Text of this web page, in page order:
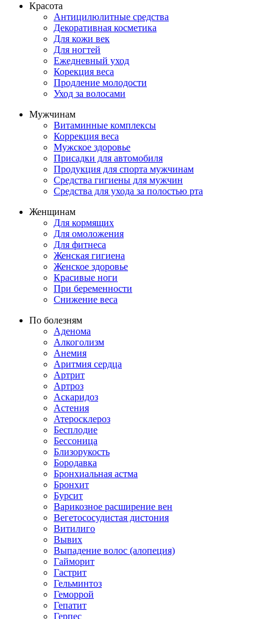
Красота
Антицилюлитные средства
Декоративная косметика
Для кожи век
Для ногтей
Ежедневный уход
Корекция веса
Продление молодости
Уход за волосами
Мужчинам
Витаминные комплексы
Коррекция веса
Мужское здоровье
Присадки для автомобиля
Продукция для спорта мужчинам
Средства гигиены для мужчин
Средства для ухода за полостью рта
Женщинам
Для кормящих
Для омоложения
Для фитнеса
Женская гигиена
Женское здоровье
Красивые ноги
При беременности
Снижение веса
По болезням
Аденома
Алкоголизм
Анемия
Аритмия сердца
Артрит
Артроз
Аскаридоз
Астения
Атеросклероз
Бесплодие
Бессоница
Близорукость
Бородавка
Бронхиальная астма
Бронхит
Бурсит
Варикозное расширение вен
Вегетососудистая дистония
Витилиго
Вывих
Выпадение волос (алопеция)
Гайморит
Гастрит
Гельминтоз
Геморрой
Гепатит
Герпес